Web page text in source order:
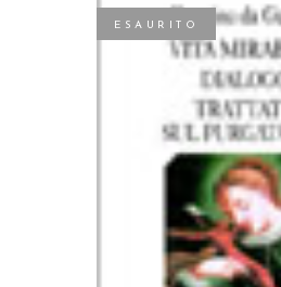
ESAURITO
LEGGI TUTTO